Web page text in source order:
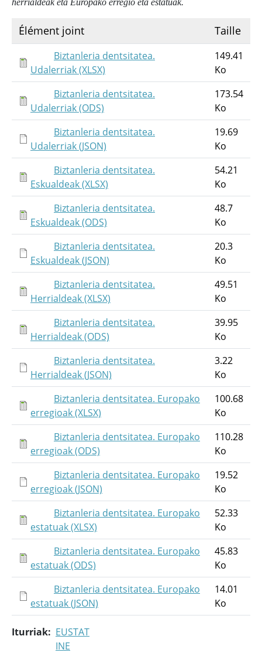
herrialdeak eta Europako erregio eta estatuak.
Élément joint Taille
Biztanleria dentsitatea.
Udalerriak (XLSX)
149.41
Ko
Biztanleria dentsitatea.
Udalerriak (ODS)
173.54
Ko
Biztanleria dentsitatea.
Udalerriak (JSON)
19.69
Ko
Biztanleria dentsitatea.
Eskualdeak (XLSX)
54.21
Ko
Biztanleria dentsitatea.
Eskualdeak (ODS)
48.7
Ko
Biztanleria dentsitatea.
Eskualdeak (JSON)
20.3
Ko
Biztanleria dentsitatea.
Herrialdeak (XLSX)
49.51
Ko
Biztanleria dentsitatea.
Herrialdeak (ODS)
39.95
Ko
Biztanleria dentsitatea.
Herrialdeak (JSON)
3.22
Ko
Biztanleria dentsitatea. Europako
erregioak (XLSX)
100.68
Ko
Biztanleria dentsitatea. Europako
erregioak (ODS)
110.28
Ko
Biztanleria dentsitatea. Europako
erregioak (JSON)
19.52
Ko
Biztanleria dentsitatea. Europako
estatuak (XLSX)
52.33
Ko
Biztanleria dentsitatea. Europako
estatuak (ODS)
45.83
Ko
Biztanleria dentsitatea. Europako
estatuak (JSON)
14.01
Ko
Iturriak
EUSTAT
INE